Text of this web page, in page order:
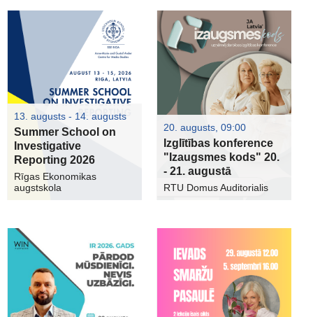
13. augusts - 14. augusts
Summer School on
Investigative
Reporting 2026
Rīgas Ekonomikas
augstskola
20. augusts, 09:00
Izglītības konference
"Izaugsmes kods" 20.
- 21. augustā
RTU Domus Auditorialis